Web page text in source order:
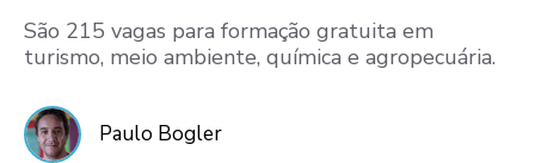
São 215 vagas para formação gratuita em
turismo, meio ambiente, química e agropecuária.
Paulo Bogler